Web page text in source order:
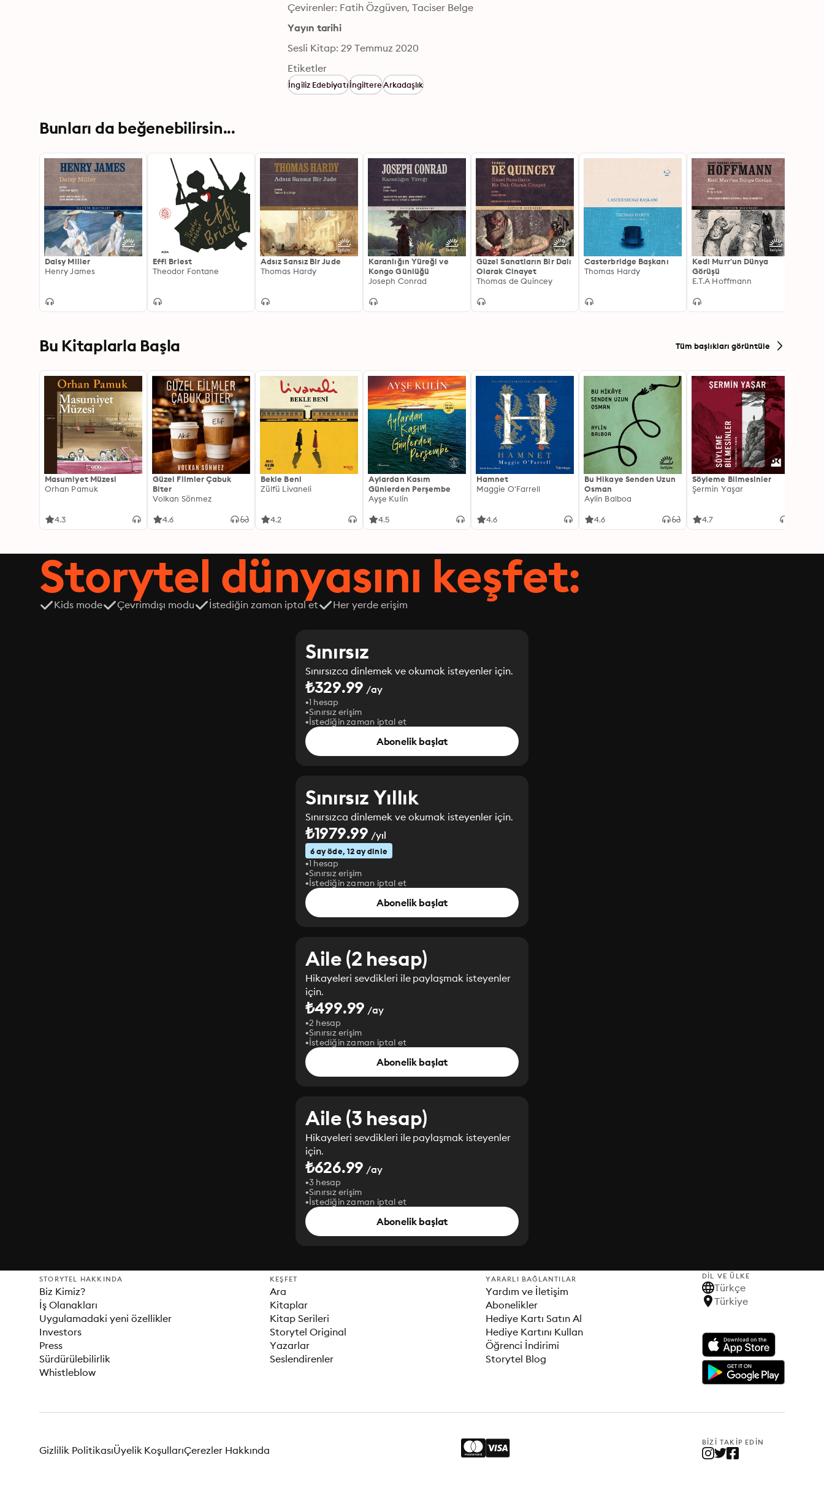
Çevirenler: Fatih Özgüven, Taciser Belge
Yayın tarihi
Sesli Kitap: 29 Temmuz 2020
Etiketler
İngiliz EdebiyatıİngiltereArkadaşlık
Bunları da beğenebilirsin...
Daisy Miller
Henry James
Effi Briest
Theodor Fontane
Adsız Sansız Bir Jude
Thomas Hardy
Karanlığın Yüreği ve
Kongo Günlüğü
Joseph Conrad
Güzel Sanatların Bir Dalı
Olarak Cinayet
Thomas de Quincey
Casterbridge Başkanı
Thomas Hardy
Kedi Murr'un Dünya
Görüşü
E.T.A Hoffmann
Bu Kitaplarla Başla Tüm başlıkları görüntüle
Masumiyet Müzesi
Orhan Pamuk
4.3
Güzel Filmler Çabuk
Biter
Volkan Sönmez
4.6
Bekle Beni
Zülfü Livaneli
4.2
Aylardan Kasım
Günlerden Perşembe
Ayşe Kulin
4.5
Hamnet
Maggie O'Farrell
4.6
Bu Hikaye Senden Uzun
Osman
Aylin Balboa
4.6
Söyleme Bilmesinler
Şermin Yaşar
4.7
Storytel dünyasını keşfet:
Kids mode Çevrimdışı modu İstediğin zaman iptal et Her yerde erişim
Sınırsız
Sınırsızca dinlemek ve okumak isteyenler için.
₺329.99 /ay
1 hesap
Sınırsız erişim
İstediğin zaman iptal et
Abonelik başlat
Sınırsız Yıllık
Sınırsızca dinlemek ve okumak isteyenler için.
₺1979.99 /yıl
6 ay öde, 12 ay dinle
1 hesap
Sınırsız erişim
İstediğin zaman iptal et
Abonelik başlat
Aile (2 hesap)
Hikayeleri sevdikleri ile paylaşmak isteyenler
için.
₺499.99 /ay
2 hesap
Sınırsız erişim
İstediğin zaman iptal et
Abonelik başlat
Aile (3 hesap)
Hikayeleri sevdikleri ile paylaşmak isteyenler
için.
₺626.99 /ay
3 hesap
Sınırsız erişim
İstediğin zaman iptal et
Abonelik başlat
STORYTEL HAKKINDA
Biz Kimiz?
İş Olanakları
Uygulamadaki yeni özellikler
Investors
Press
Sürdürülebilirlik
Whistleblow
KEŞFET
Ara
Kitaplar
Kitap Serileri
Storytel Original
Yazarlar
Seslendirenler
YARARLI BAĞLANTILAR
Yardım ve İletişim
Abonelikler
Hediye Kartı Satın Al
Hediye Kartını Kullan
Öğrenci İndirimi
Storytel Blog
DIL VE ÜLKE
Türkçe
Türkiye
BIZI TAKIP EDIN
Gizlilik PolitikasıÜyelik KoşullarıÇerezler Hakkında